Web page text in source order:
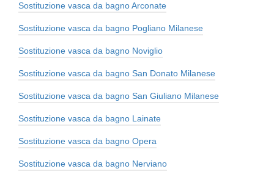
Sostituzione vasca da bagno Arconate
Sostituzione vasca da bagno Pogliano Milanese
Sostituzione vasca da bagno Noviglio
Sostituzione vasca da bagno San Donato Milanese
Sostituzione vasca da bagno San Giuliano Milanese
Sostituzione vasca da bagno Lainate
Sostituzione vasca da bagno Opera
Sostituzione vasca da bagno Nerviano